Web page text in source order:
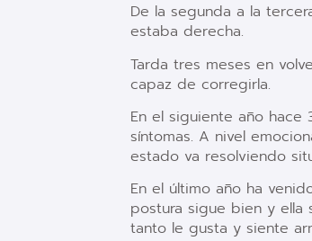
De la segunda a la
estaba derecha.
Tarda tres meses en
capaz de corregirla.
En el siguiente año
síntomas. A nivel
estado va resolviendo
En el último año ha
postura sigue bien y
tanto le gusta y siente